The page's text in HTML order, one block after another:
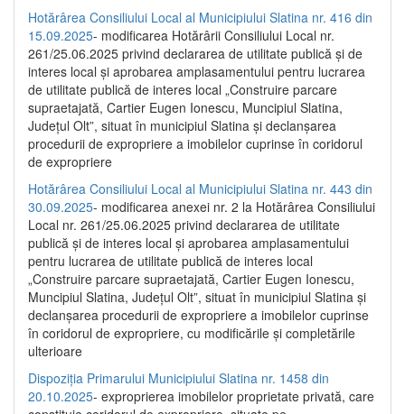
Hotărârea Consiliului Local al Municipiului Slatina nr. 416 din
15.09.2025- modificarea Hotărârii Consiliului Local nr.
261/25.06.2025 privind declararea de utilitate publică și de
interes local și aprobarea amplasamentului pentru lucrarea
de utilitate publică de interes local „Construire parcare
supraetajată, Cartier Eugen Ionescu, Muncipiul Slatina,
Județul Olt”, situat în municipiul Slatina și declanșarea
procedurii de expropriere a imobilelor cuprinse în coridorul
de expropriere
Hotărârea Consiliului Local al Municipiului Slatina nr. 443 din
30.09.2025- modificarea anexei nr. 2 la Hotărârea Consiliului
Local nr. 261/25.06.2025 privind declararea de utilitate
publică şi de interes local şi aprobarea amplasamentului
pentru lucrarea de utilitate publică de interes local
„Construire parcare supraetajată, Cartier Eugen Ionescu,
Muncipiul Slatina, Judeţul Olt”, situat în municipiul Slatina şi
declanşarea procedurii de expropriere a imobilelor cuprinse
în coridorul de expropriere, cu modificările şi completările
ulterioare
Dispoziția Primarului Municipiului Slatina nr. 1458 din
20.10.2025- exproprierea imobilelor proprietate privată, care